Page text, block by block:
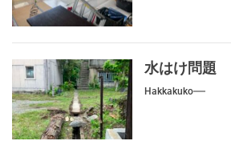
水はけ問題
Hakkakuko